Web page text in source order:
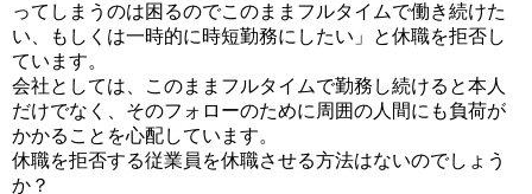
ってしまうのは困るのでこのままフルタイムで働き続けた
い、もしくは一時的に時短勤務にしたい」と休職を拒否し
ています。
会社としては、このままフルタイムで勤務し続けると本人
だけでなく、そのフォローのために周囲の人間にも負荷が
かかることを心配しています。
休職を拒否する従業員を休職させる方法はないのでしょう
か？